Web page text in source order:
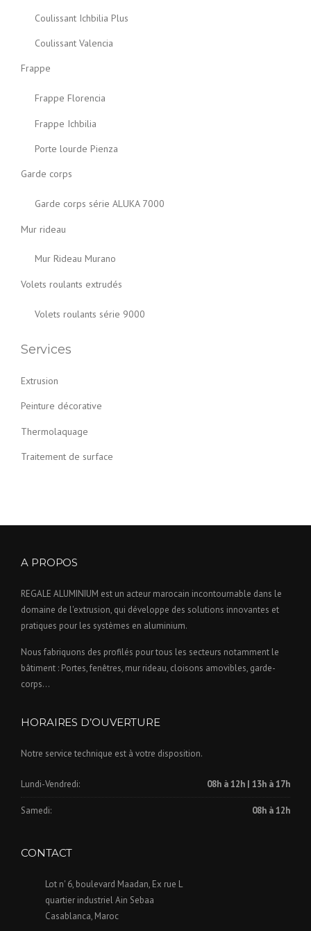
Coulissant Ichbilia Plus
Coulissant Valencia
Frappe
Frappe Florencia
Frappe Ichbilia
Porte lourde Pienza
Garde corps
Garde corps série ALUKA 7000
Mur rideau
Mur Rideau Murano
Volets roulants extrudés
Volets roulants série 9000
Services
Extrusion
Peinture décorative
Thermolaquage
Traitement de surface
A PROPOS
REGALE ALUMINIUM est un acteur marocain incontournable dans le
domaine de l'extrusion, qui développe des solutions innovantes et
pratiques pour les systèmes en aluminium.
Nous fabriquons des profilés pour tous les secteurs notamment le
bâtiment : Portes, fenêtres, mur rideau, cloisons amovibles, garde-
corps…
HORAIRES D’OUVERTURE
Notre service technique est à votre disposition.
Lundi-Vendredi: 08h à 12h | 13h à 17h
Samedi: 08h à 12h
CONTACT
Lot n' 6, boulevard Maadan, Ex rue L
quartier industriel Ain Sebaa
Casablanca, Maroc